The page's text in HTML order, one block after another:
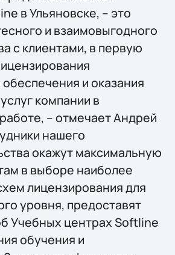
в Ульяновске, – это
и взаимовыгодного
с клиентами, в первую
и оказания
компании в
– отмечает Андрей
нашего
окажут максимальную
в выборе наиболее
лицензирования для
уровня, предоставят
Учебных центрах Softline
обучения и